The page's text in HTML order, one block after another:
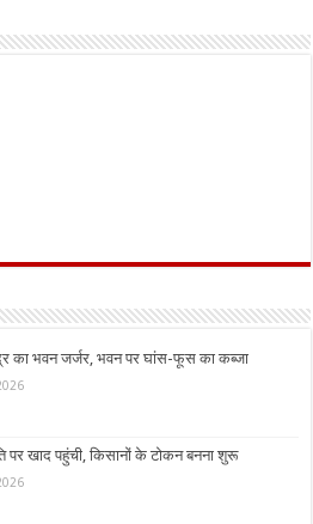
का भवन जर्जर, भवन पर घांस-फूस का कब्जा
पर खाद पहुंची, किसानों के टोकन बनना शुरू